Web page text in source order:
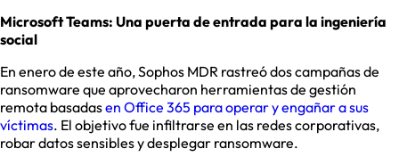
Microsoft Teams: Una puerta de entrada para la ingeniería
social
En enero de este año, Sophos MDR rastreó dos campañas de
ransomware que aprovecharon herramientas de gestión
remota basadasen Office 365 para operar y engañar a sus
víctimas. El objetivo fue infiltrarse en las redes corporativas,
robar datos sensibles y desplegar ransomware.